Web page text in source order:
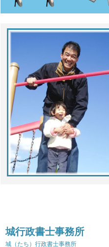
城行政書士事務所
城（たち）行政書士事務所